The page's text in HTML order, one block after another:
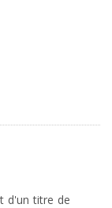
d'un titre de